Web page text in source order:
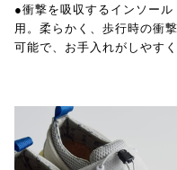
●衝撃を吸収するインソー
用。柔らかく、歩行時の衝
可能で、お手入れがしやす